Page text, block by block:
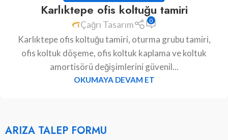
Karlıktepe ofis koltuğu tamiri
Çağrı Tasarım 0
Karlıktepe ofis koltuğu tamiri, oturma grubu tamiri,
ofis koltuk döşeme, ofis koltuk kaplama ve koltuk
amortisörü değişimlerini güvenil...
OKUMAYA DEVAM ET
ARIZA TALEP FORMU